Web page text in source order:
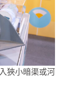
狹小暗渠或河